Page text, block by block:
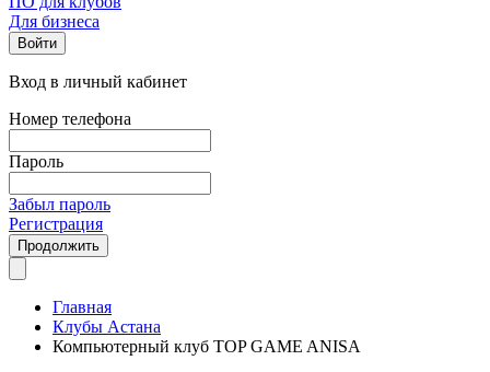
Для бизнеса
Войти
Вход в личный кабинет
Номер телефона
Пароль
Забыл пароль
Регистрация
Продолжить
Главная
Клубы Астана
Компьютерный клуб TOP GAME ANISA